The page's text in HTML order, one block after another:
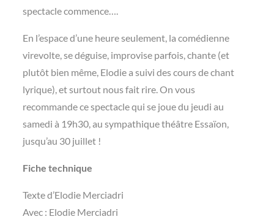
spectacle commence….
En l’espace d’une heure seulement, la comédienne
virevolte, se déguise, improvise parfois, chante (et
plutôt bien même, Elodie a suivi des cours de chant
lyrique), et surtout nous fait rire. On vous
recommande ce spectacle qui se joue du jeudi au
samedi à 19h30, au sympathique théâtre Essaïon,
jusqu’au 30 juillet !
Fiche technique
Texte d’Elodie Merciadri
Avec : Elodie Merciadri